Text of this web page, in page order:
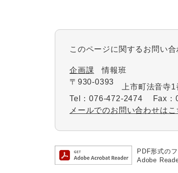
このページに関するお問い合
企画課
情報班
〒930-0393
上市町法音寺
Tel：076-472-2474
Fax：
メールでのお問い合わせはこ
PDF形式の
Adobe